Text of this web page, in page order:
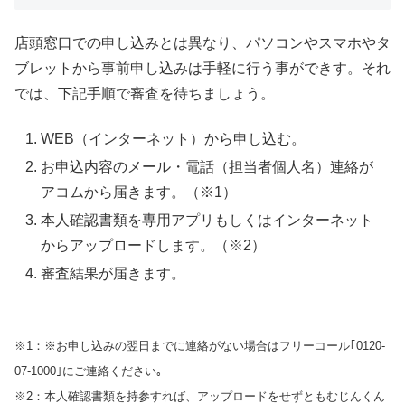
店頭窓口での申し込みとは異なり、パソコンやスマホやタ
ブレットから事前申し込みは手軽に行う事ができす。それ
では、下記手順で審査を待ちましょう。
WEB（インターネット）から申し込む。
お申込内容のメール・電話（担当者個人名）連絡が
アコムから届きます。（※1）
本人確認書類を専用アプリもしくはインターネット
からアップロードします。（※2）
審査結果が届きます。
※1：※お申し込みの翌日までに連絡がない場合はフリーコール｢0120-
07-1000｣にご連絡ください｡
※2：本人確認書類を持参すれば、アップロードをせずともむじんくん